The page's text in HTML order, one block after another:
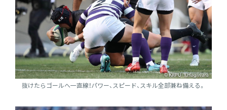
抜けたらゴールへ一直線！パワー、スピード、スキル全部兼ね備える。